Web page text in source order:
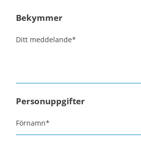
Bekymmer
Ditt meddelande*
Personuppgifter
Förnamn*